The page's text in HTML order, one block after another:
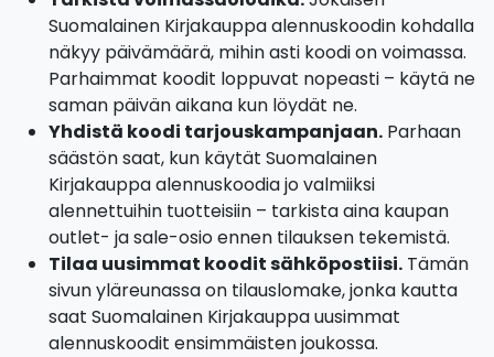
Suomalainen Kirjakauppa alennuskoodin kohdalla
näkyy päivämäärä, mihin asti koodi on voimassa.
Parhaimmat koodit loppuvat nopeasti – käytä ne
saman päivän aikana kun löydät ne.
Yhdistä koodi tarjouskampanjaan. Parhaan
säästön saat, kun käytät Suomalainen
Kirjakauppa alennuskoodia jo valmiiksi
alennettuihin tuotteisiin – tarkista aina kaupan
outlet- ja sale-osio ennen tilauksen tekemistä.
Tilaa uusimmat koodit sähköpostiisi. Tämän
sivun yläreunassa on tilauslomake, jonka kautta
saat Suomalainen Kirjakauppa uusimmat
alennuskoodit ensimmäisten joukossa.